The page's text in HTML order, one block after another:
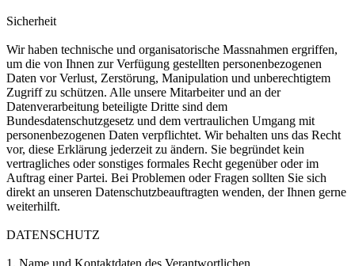
Sicherheit
Wir haben technische und organisatorische Massnahmen ergriffen,
um die von Ihnen zur Verfügung gestellten personenbezogenen
Daten vor Verlust, Zerstörung, Manipulation und unberechtigtem
Zugriff zu schützen. Alle unsere Mitarbeiter und an der
Datenverarbeitung beteiligte Dritte sind dem
Bundesdatenschutzgesetz und dem vertraulichen Umgang mit
personenbezogenen Daten verpflichtet. Wir behalten uns das Recht
vor, diese Erklärung jederzeit zu ändern. Sie begründet kein
vertragliches oder sonstiges formales Recht gegenüber oder im
Auftrag einer Partei. Bei Problemen oder Fragen sollten Sie sich
direkt an unseren Datenschutzbeauftragten wenden, der Ihnen gerne
weiterhilft.
DATENSCHUTZ
1. Name und Kontaktdaten des Verantwortlichen